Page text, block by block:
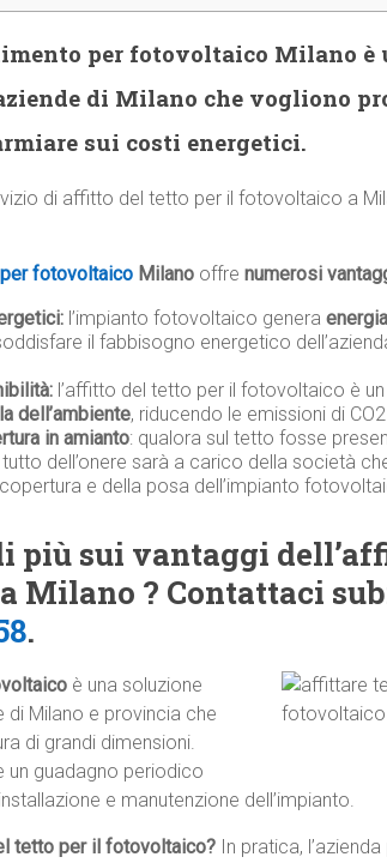
per fotovoltaico Milano è
di Milano che vogliono
sui costi energetici.
di affitto del tetto per il fotovoltaico a
fotovoltaico Milano offre numerosi
l’impianto fotovoltaico genera
il fabbisogno energetico
l’affitto del tetto per il fotovoltaico è
dell’ambiente, riducendo le emissioni di
in amianto: qualora sul tetto fosse
dell’onere sarà a carico della società
e della posa dell’impianto
più sui vantaggi
Milano ? Contattaci
.
è una soluzione
di Milano e provincia che
di grandi dimensioni.
un guadagno periodico
e manutenzione dell’impianto.
tetto per il fotovoltaico? In pratica,